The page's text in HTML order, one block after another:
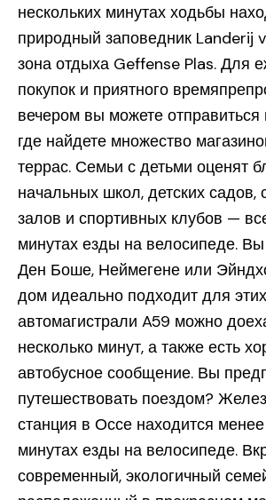
нескольких минутах ходьбы
природный заповедник Landerij
зона отдыха Geffense Plas. Для
покупок и приятного
вечером вы можете
где найдете множество
террас. Семьи с детьми оценят
начальных школ, детских садов,
залов и спортивных клубов —
минутах езды на велосипеде. Вы
Ден Боше, Неймегене или
дом идеально подходит для
автомагистрали A59 можно
несколько минут, а также есть
автобусное сообщение. Вы
путешествовать поездом?
станция в Оссе находится
минутах езды на велосипеде.
современный, экологичный